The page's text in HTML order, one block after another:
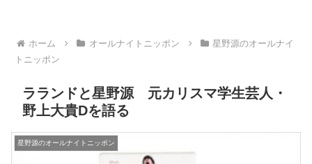
ホーム オールナイトニッポン
星野源のオールナイ
トニッポン
ラランドと星野源 元カリスマ学生芸人・
野上大貴Dを語る
星野源のオールナイトニッポン